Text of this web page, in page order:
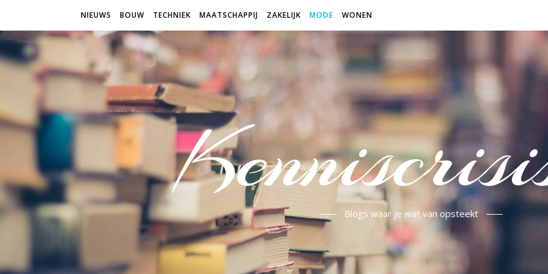
NIEUWS BOUW TECHNIEK MAATSCHAPPIJ ZAKELIJK MODE WONEN
Blogs waar je wat van opsteekt